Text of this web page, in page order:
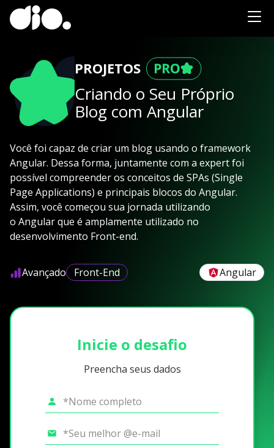
PROJETOS
Criando o Seu Próprio
Blog com Angular
Você foi capaz de criar um blog usando o framework
Angular. Dessa forma, juntamente com a expert foi
possível compreender os conceitos de SPAs (Single
Page Applications) e principais blocos do Angular.
Assim, você começou sua jornada utilizando
o Angular que é amplamente utilizado no
desenvolvimento Front-end.
Avançado Front-End Angular
Inicie o desafio
Preencha seus dados